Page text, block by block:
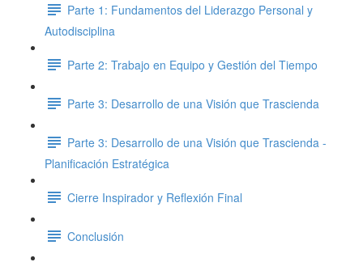
Parte 1: Fundamentos del Liderazgo Personal y
Autodisciplina
Parte 2: Trabajo en Equipo y Gestión del Tiempo
Parte 3: Desarrollo de una Visión que Trascienda
Parte 3: Desarrollo de una Visión que Trascienda -
Planificación Estratégica
Cierre Inspirador y Reflexión Final
Conclusión